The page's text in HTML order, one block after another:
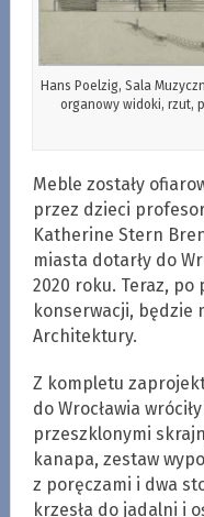
Hans Poelzig, Sala
organowy widoki, rzut,
Meble zostały
przez dzieci
Katherine Stern
miasta dotarły do
2020 roku. Teraz,
konserwacji, będzie
Architektury.
Z kompletu
do Wrocławia
przeszklonymi
kanapa, zestaw
z poręczami i dwa
krzesła do jadalni i